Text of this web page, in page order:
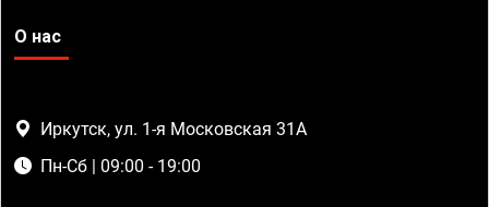
О нас
Иркутск, ул. 1-я Московская 31А
Пн-Сб | 09:00 - 19:00